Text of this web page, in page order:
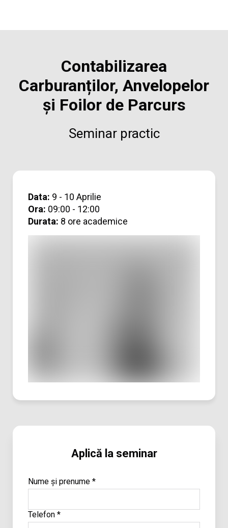
Contabilizarea
Carburanților, Anvelopelor
și Foilor de Parcurs
Seminar practic
Data: 9 - 10 Aprilie
Ora: 09:00 - 12:00
Durata: 8 ore academice
Aplică la seminar
Nume și prenume *
Telefon *